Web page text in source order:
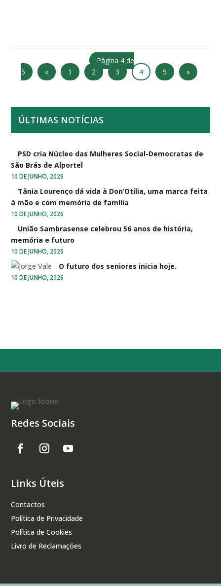
Página 4 de
5
« 1 2 3 4 5 »
ÚLTIMAS NOTÍCIAS
PSD cria Núcleo das Mulheres Social-Democratas de
São Brás de Alportel
10 DE JUNHO, 2026
Tânia Lourenço dá vida à Don’Otília, uma marca feita
à mão e com memória de família
10 DE JUNHO, 2026
União Sambrasense celebrou 56 anos de história,
memória e futuro
10 DE JUNHO, 2026
O futuro dos seniores inicia hoje.
10 DE JUNHO, 2026
Redes Sociais
Links Úteis
Contactos
Política de Privacidade
Política de Cookies
Livro de Reclamações